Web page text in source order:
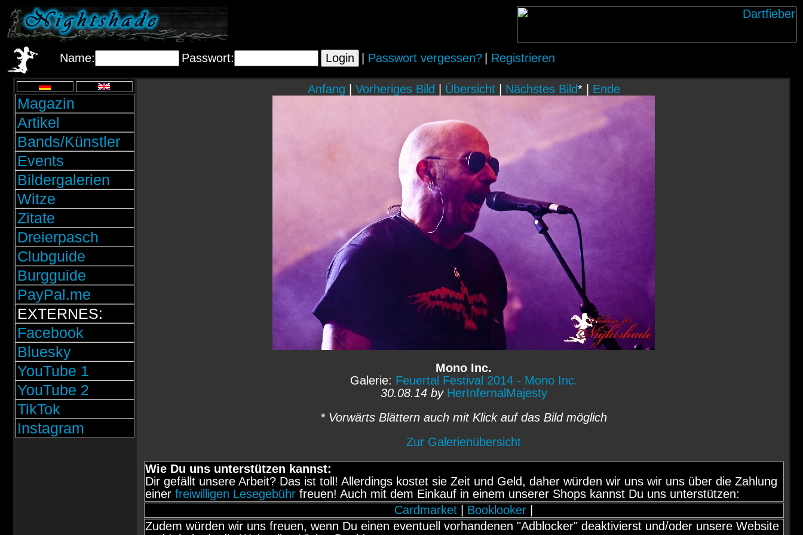
Name: Passwort: Passwort vergessen? Registrieren
Magazin
Artikel
Bands/Künstler
Events
Bildergalerien
Witze
Zitate
Dreierpasch
Clubguide
Burgguide
PayPal.me
EXTERNES:
Facebook
Bluesky
YouTube 1
YouTube 2
TikTok
Instagram
Anfang Vorheriges Bild Übersicht| Nächstes Bild* | Ende
Mono Inc.
Galerie: Feuertal Festival 2014 - Mono Inc.
30.08.14 by HerInfernalMajesty
* Vorwärts Blättern auch mit Klick auf das Bild möglich
Zur Galerienübersicht
Wie Du uns unterstützen kannst:
Dir gefällt unsere Arbeit? Das ist toll! Allerdings kostet sie Zeit und Geld, daher würden wir uns wir uns über die Zahlung
einer freiwilligen Lesegebührfreuen! Auch mit dem Einkauf in einem unserer Shops kannst Du uns unterstützen:
Cardmarket
Booklooker
Zudem würden wir uns freuen, wenn Du einen eventuell vorhandenen "Adblocker" deaktivierst und/oder unsere Website